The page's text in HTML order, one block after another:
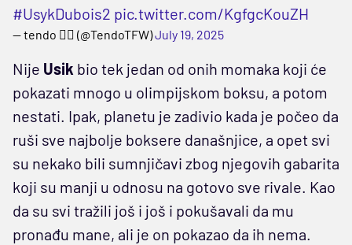
#UsykDubois2 pic.twitter.com/KgfgcKouZH
— tendo ✍🏾 (@TendoTFW)July 19, 2025
Nije Usik bio tek jedan od onih momaka koji će
pokazati mnogo u olimpijskom boksu, a potom
nestati. Ipak, planetu je zadivio kada je počeo da
ruši sve najbolje boksere današnjice, a opet svi
su nekako bili sumnjičavi zbog njegovih gabarita
koji su manji u odnosu na gotovo sve rivale. Kao
da su svi tražili još i još i pokušavali da mu
pronađu mane, ali je on pokazao da ih nema.